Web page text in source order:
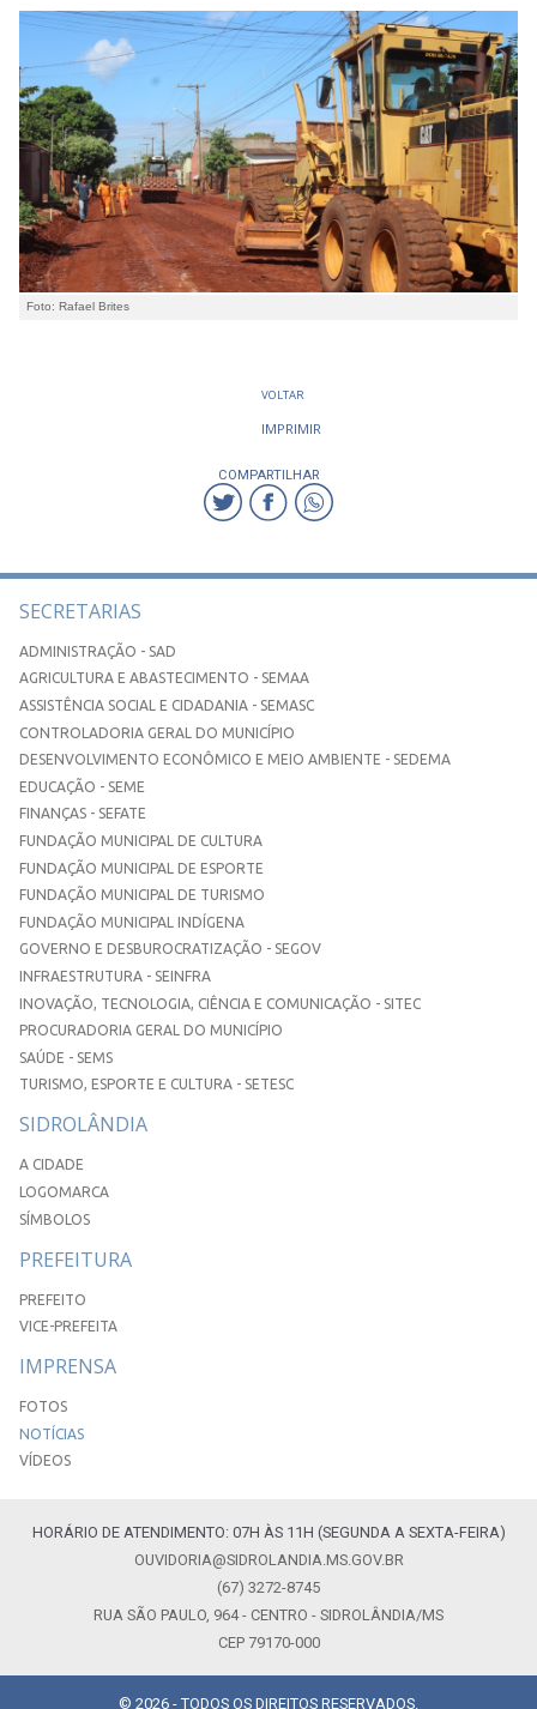
Foto: Rafael Brites
VOLTAR
IMPRIMIR
COMPARTILHAR
SECRETARIAS
ADMINISTRAÇÃO - SAD
AGRICULTURA E ABASTECIMENTO - SEMAA
ASSISTÊNCIA SOCIAL E CIDADANIA - SEMASC
CONTROLADORIA GERAL DO MUNICÍPIO
DESENVOLVIMENTO ECONÔMICO E MEIO AMBIENTE - SEDEMA
EDUCAÇÃO - SEME
FINANÇAS - SEFATE
FUNDAÇÃO MUNICIPAL DE CULTURA
FUNDAÇÃO MUNICIPAL DE ESPORTE
FUNDAÇÃO MUNICIPAL DE TURISMO
FUNDAÇÃO MUNICIPAL INDÍGENA
GOVERNO E DESBUROCRATIZAÇÃO - SEGOV
INFRAESTRUTURA - SEINFRA
INOVAÇÃO, TECNOLOGIA, CIÊNCIA E COMUNICAÇÃO - SITEC
PROCURADORIA GERAL DO MUNICÍPIO
SAÚDE - SEMS
TURISMO, ESPORTE E CULTURA - SETESC
SIDROLÂNDIA
A CIDADE
LOGOMARCA
SÍMBOLOS
PREFEITURA
PREFEITO
VICE-PREFEITA
IMPRENSA
FOTOS
NOTÍCIAS
VÍDEOS
HORÁRIO DE ATENDIMENTO: 07H ÀS 11H (SEGUNDA A SEXTA-FEIRA)
OUVIDORIA@SIDROLANDIA.MS.GOV.BR
(67) 3272-8745
RUA SÃO PAULO, 964 - CENTRO - SIDROLÂNDIA/MS
CEP 79170-000
© 2026 - TODOS OS DIREITOS RESERVADOS.